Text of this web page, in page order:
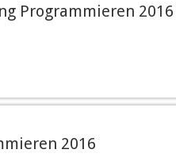
Programmieren 2016
2016